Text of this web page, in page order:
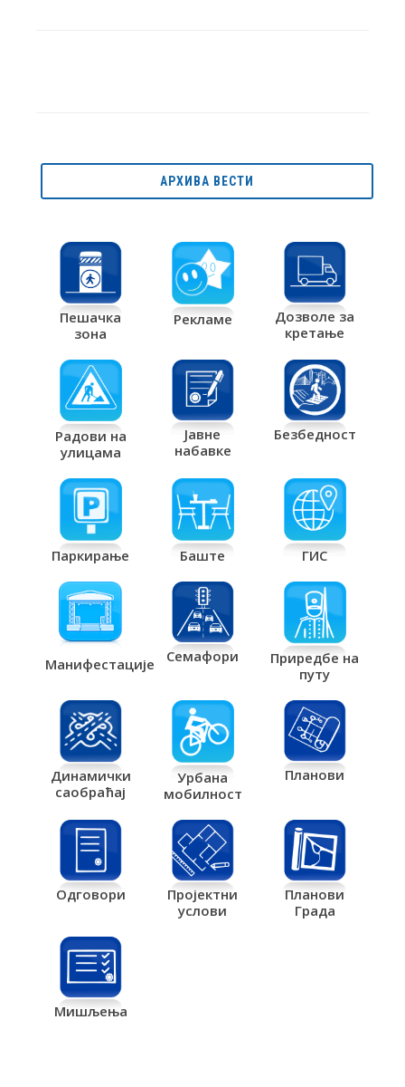
АРХИВА ВЕСТИ
Пешачка
зона
Рекламе
Дозволе за
кретање
Радови на
улицама
Јавне
набавке
Безбедност
Паркирање Баште ГИС
Манифестације Семафори
Приредбе на
путу
Динамички
саобраћај
Урбана
мобилност
Планови
Одговори
Пројектни
услови
Планови
Града
Мишљења